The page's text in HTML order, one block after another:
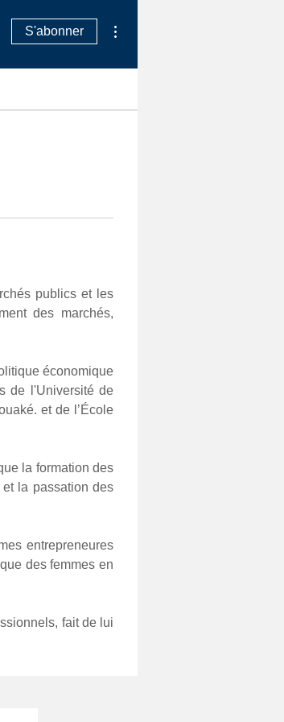
S'abonner
publics et les
des marchés,
économique
de l'Université de
et de l’École
la formation des
la passation des
entrepreneures
des femmes en
fait de lui